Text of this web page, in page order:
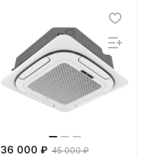
36 000 ₽ 45 000 ₽